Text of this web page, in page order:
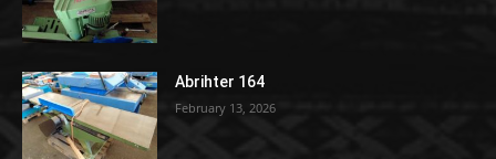
Abrihter 164
February 13, 2026